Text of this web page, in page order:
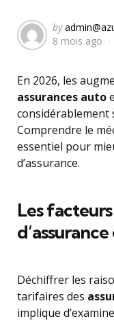
Posted
by
by
8 mois ago
En 2026, les
assurances auto
considérablement
Comprendre le
essentiel pour
d’assurance.
Les
Déchiffrer les
tarifaires des
implique